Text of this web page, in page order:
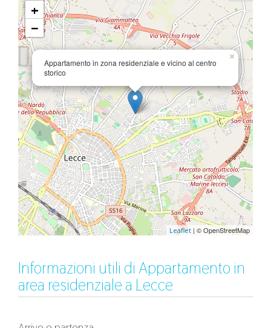
Appartamento in zona residenziale e vicino al centro
storico
×
+
−
Leaflet | © OpenStreetMap
Informazioni utili di Appartamento in
area residenziale a Lecce